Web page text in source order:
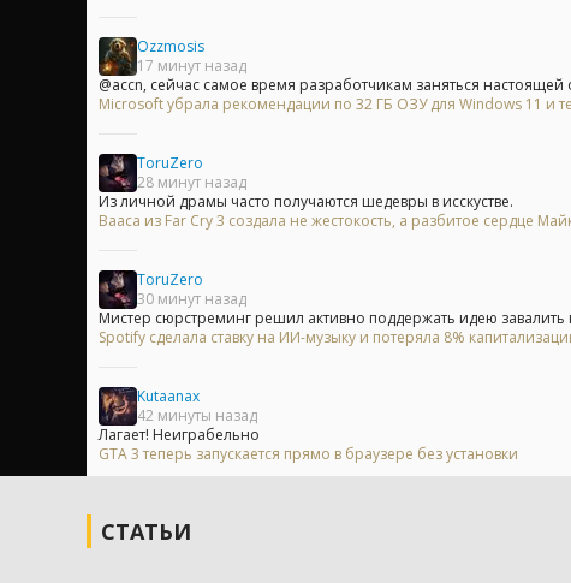
Ozzmosis
17 минут назад
@accn, сейчас самое время разработчикам заняться настоящей
Microsoft убрала рекомендации по 32 ГБ ОЗУ для Windows 11 и
ToruZero
28 минут назад
Из личной драмы часто получаются шедевры в исскустве.
Вааса из Far Cry 3 создала не жестокость, а разбитое сердце
ToruZero
30 минут назад
Мистер сюрстреминг решил активно поддержать идею завалить
Spotify сделала ставку на ИИ-музыку и потеряла 8%
Kutaanax
42 минуты назад
Лагает! Неиграбельно
GTA 3 теперь запускается прямо в браузере без установки
СТАТЬИ